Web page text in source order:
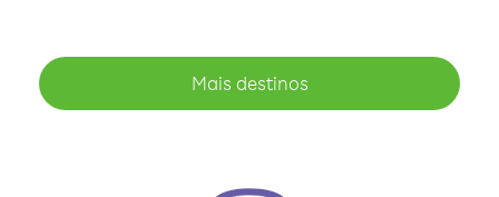
Mais destinos